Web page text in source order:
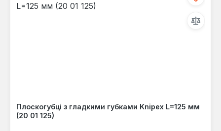
Плоскогубці з гладкими губками Knipex L=125 мм
(20 01 125)